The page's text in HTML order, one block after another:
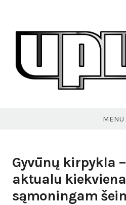
content
MENU
Gyvūnų kirpykla
aktualu
sąmoningam